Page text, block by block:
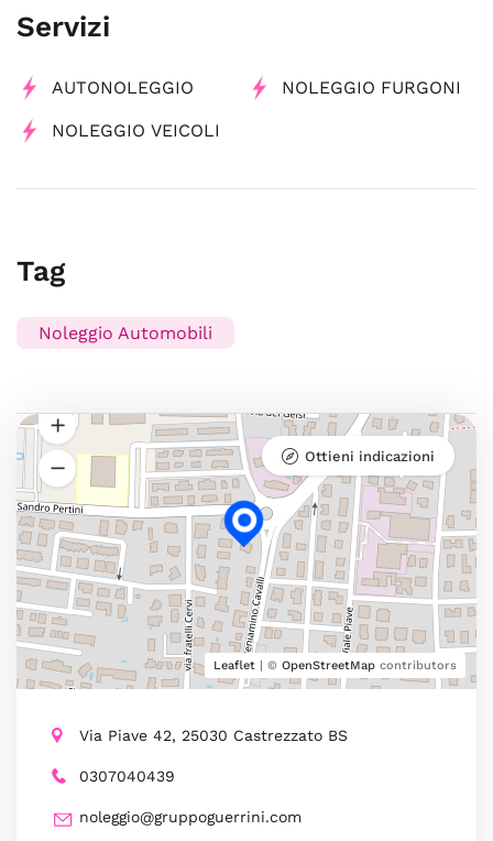
Servizi
AUTONOLEGGIO NOLEGGIO FURGONI
NOLEGGIO VEICOLI
Tag
Noleggio Automobili
Leaflet | © OpenStreetMap contributors
Ottieni indicazioni
Via Piave 42, 25030 Castrezzato BS
0307040439
noleggio@gruppoguerrini.com